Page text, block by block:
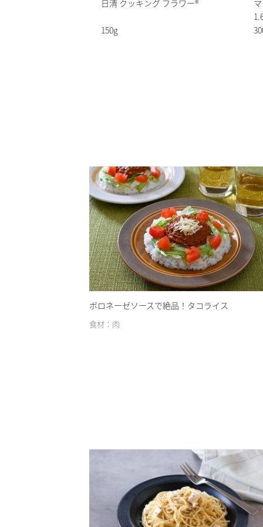
日清 クッキング フラワー®
150g
ボロネーゼソースで絶品！タコライス
食材：肉